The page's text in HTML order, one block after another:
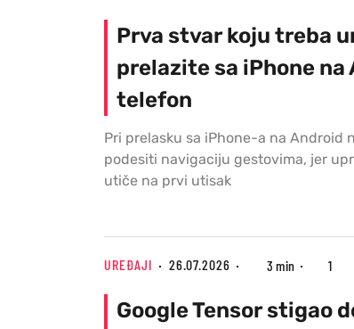
Prva stvar koju treba
prelazite sa iPhone na
telefon
Pri prelasku sa iPhone-a na Android
podesiti navigaciju gestovima, jer
utiče na prvi utisak
UREĐAJI 26.07.2026 3 min 1
Google Tensor stigao